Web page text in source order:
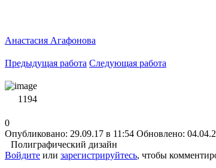
Анастасия Агафонова
Предыдущая работа Следующая работа
1194
0
Опубликовано: 29.09.17 в 11:54 Обновлено:
Полиграфический дизайн
Войдите или зарегистрируйтесь, чтобы